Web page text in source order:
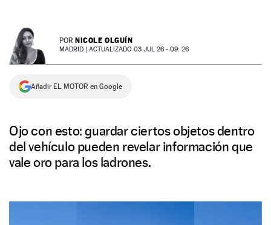
SÍGUENOS
POR NICOLE OLGUÍN
MADRID | ACTUALIZADO 03 JUL 26 - 09: 26
Añadir EL MOTOR en Google
Ojo con esto: guardar ciertos objetos dentro
del vehículo pueden revelar información que
vale oro para los ladrones.